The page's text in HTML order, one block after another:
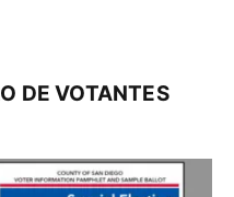
DE VOTANTES